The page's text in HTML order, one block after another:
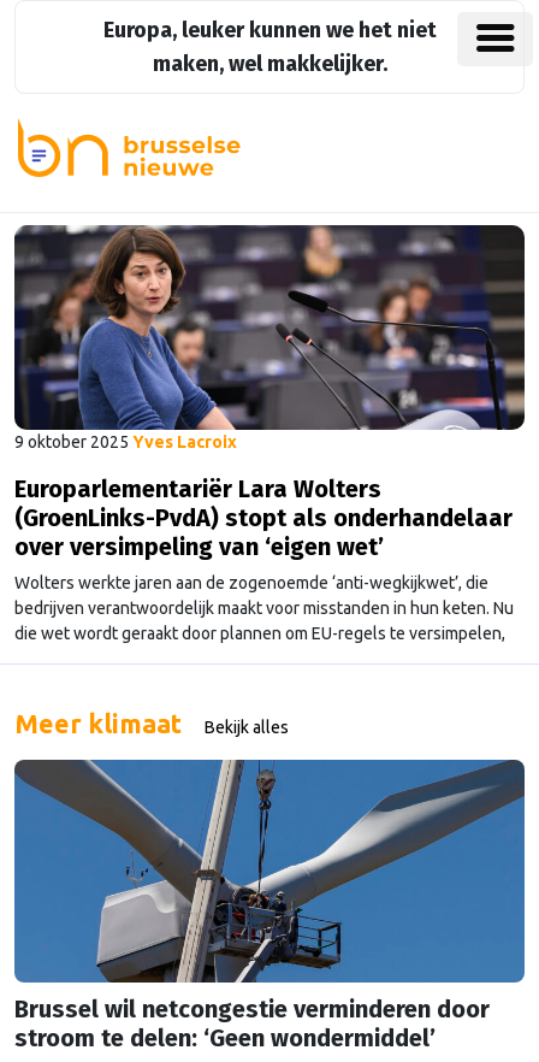
Europa, leuker kunnen we het niet
maken, wel makkelijker.
9 oktober 2025 Yves Lacroix
Europarlementariër Lara Wolters
(GroenLinks-PvdA) stopt als onderhandelaar
over versimpeling van ‘eigen wet’
Wolters werkte jaren aan de zogenoemde ‘anti-wegkijkwet’, die
bedrijven verantwoordelijk maakt voor misstanden in hun keten. Nu
die wet wordt geraakt door plannen om EU-regels te versimpelen,
stopt ze als onderhandelaar over die versimpeling.
Meer klimaat Bekijk alles
Brussel wil netcongestie verminderen door
stroom te delen: ‘Geen wondermiddel’